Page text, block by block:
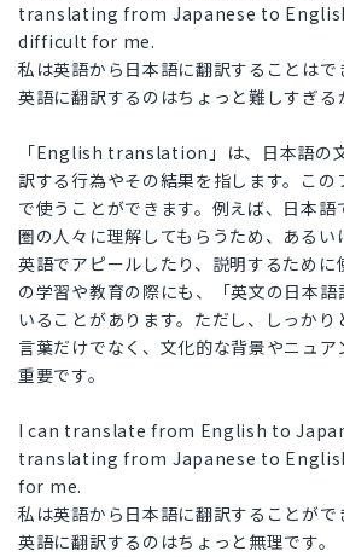
translating from Japanese to
difficult for me.
私は英語から日本語に翻訳することはで
英語に翻訳するのはちょっと難しすぎる
「English translation」は、日本語の
訳する行為やその結果を指します。この
で使うことができます。例えば、日本
圏の人々に理解してもらうため、あるい
英語でアピールしたり、説明するために
の学習や教育の際にも、「英文の日本
いることがあります。ただし、しっか
言葉だけでなく、文化的な背景やニュア
重要です。
I can translate from English to
translating from Japanese to
for me.
私は英語から日本語に翻訳することがで
英語に翻訳するのはちょっと無理です。